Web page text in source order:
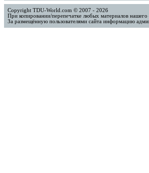
Copyright TDU-World.com © 2007 - 2026
При копировании/перепечатке любых материалов
За размещённую пользователями сайта информацию